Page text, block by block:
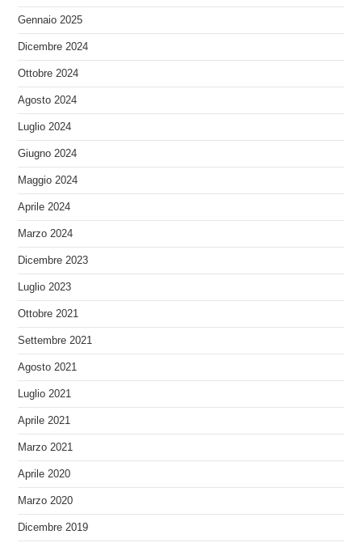
Gennaio 2025
Dicembre 2024
Ottobre 2024
Agosto 2024
Luglio 2024
Giugno 2024
Maggio 2024
Aprile 2024
Marzo 2024
Dicembre 2023
Luglio 2023
Ottobre 2021
Settembre 2021
Agosto 2021
Luglio 2021
Aprile 2021
Marzo 2021
Aprile 2020
Marzo 2020
Dicembre 2019